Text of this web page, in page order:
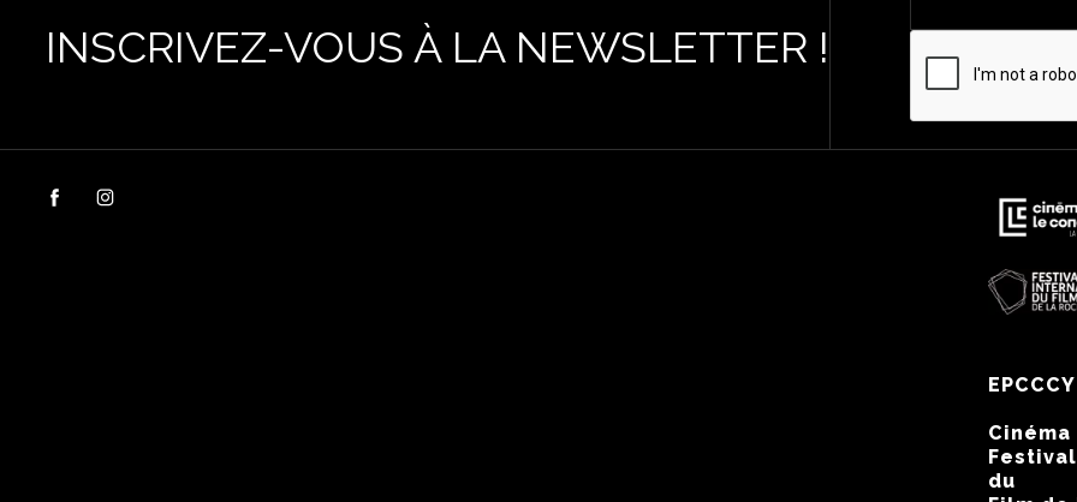
INSCRIVEZ-VOUS À LA NEWSLETTER !
EPCCCY
du